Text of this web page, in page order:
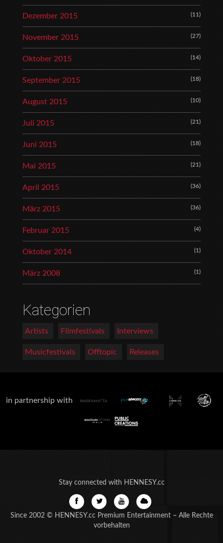
Dezember 2015 (11)
November 2015 (27)
Oktober 2015 (14)
September 2015 (18)
August 2015 (10)
Juli 2015 (21)
Juni 2015 (18)
Mai 2015 (21)
April 2015 (36)
März 2015 (36)
Februar 2015 (4)
Oktober 2014 (1)
März 2008 (1)
Kategorien
Artists Filmfestivals Interviews
Musicfestivals Offtopic Releases
in partnership with
Stay connected with HENNESY.cc
Since 2002 © HENNESY.cc Premium Entertainment – Alle Rechte
vorbehalten